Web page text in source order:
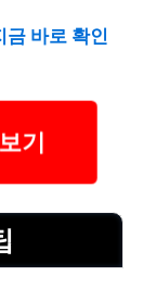
금 바로 확인
기